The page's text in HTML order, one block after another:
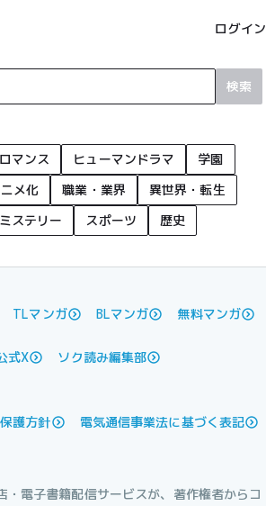
ログイン
検索
ロマンス ヒューマンドラマ
学園
メ化 職業・業界
異世界・転生
ミステリー スポーツ
歴史
TLマンガ BLマンガ 無料マンガ
式X
ソク読み編集部
護方針
電気通信事業法に基づく表記
・電子書籍配信サービスが、著作権者からコ